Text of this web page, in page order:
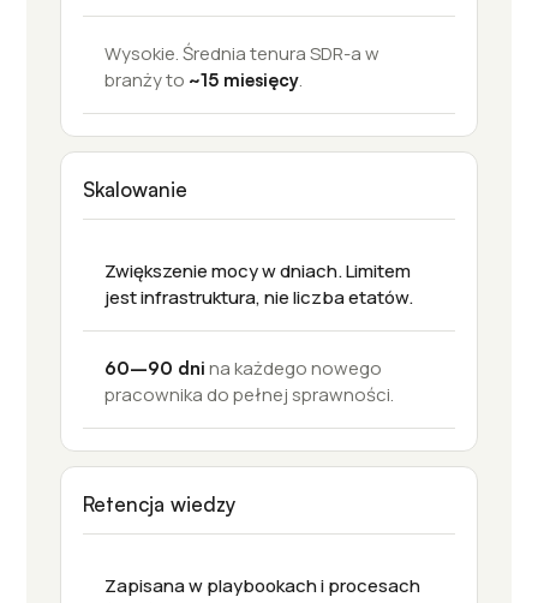
Wysokie. Średnia tenura SDR-a w
branży to ~15 miesięcy.
Skalowanie
Zwiększenie mocy w dniach. Limitem
jest infrastruktura, nie liczba etatów.
60–90 dni na każdego nowego
pracownika do pełnej sprawności.
Retencja wiedzy
Zapisana w playbookach i procesach